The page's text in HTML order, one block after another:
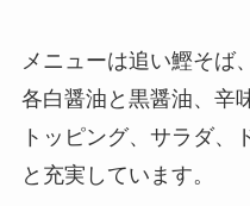
メニューは追い鰹そば
各白醤油と黒醤油、辛
トッピング、サラダ、
と充実しています。